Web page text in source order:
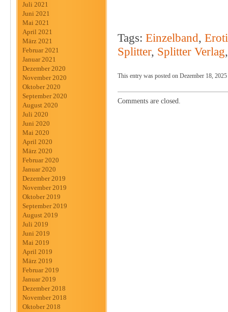
Juli 2021
Juni 2021
Mai 2021
April 2021
März 2021
Februar 2021
Januar 2021
Dezember 2020
November 2020
Oktober 2020
September 2020
August 2020
Juli 2020
Juni 2020
Mai 2020
April 2020
März 2020
Februar 2020
Januar 2020
Dezember 2019
November 2019
Oktober 2019
September 2019
August 2019
Juli 2019
Juni 2019
Mai 2019
April 2019
März 2019
Februar 2019
Januar 2019
Dezember 2018
November 2018
Oktober 2018
Tags: Einzelband,
Splitter, Splitter Verlag
This entry was posted on Dezember 18,
Comments are closed.